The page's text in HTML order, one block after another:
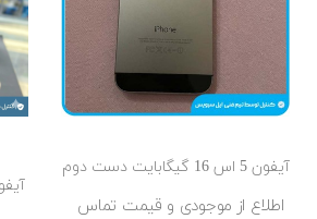
آیفون 5 اس 16 گیگابایت دست دوم
اطلاع از موجودی و قیمت تماس